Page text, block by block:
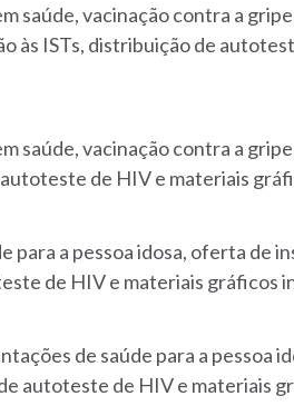
saúde, vacinação contra a
às ISTs, distribuição de
saúde, vacinação contra a
de HIV e materiais
para a pessoa idosa, oferta de
de HIV e materiais gráficos
de saúde para a pessoa
autoteste de HIV e materiais